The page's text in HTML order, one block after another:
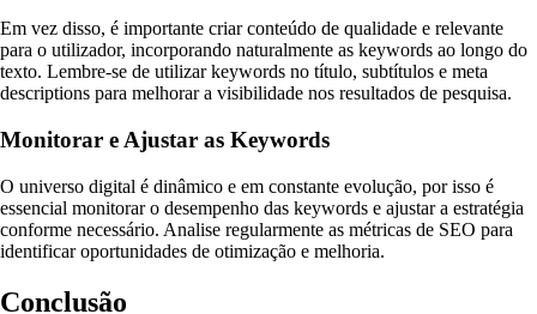
Em vez disso, é importante criar conteúdo de qualidade e relevante
para o utilizador, incorporando naturalmente as keywords ao longo do
texto. Lembre-se de utilizar keywords no título, subtítulos e meta
descriptions para melhorar a visibilidade nos resultados de pesquisa.
Monitorar e Ajustar as Keywords
O universo digital é dinâmico e em constante evolução, por isso é
essencial monitorar o desempenho das keywords e ajustar a estratégia
conforme necessário. Analise regularmente as métricas de SEO para
identificar oportunidades de otimização e melhoria.
Conclusão